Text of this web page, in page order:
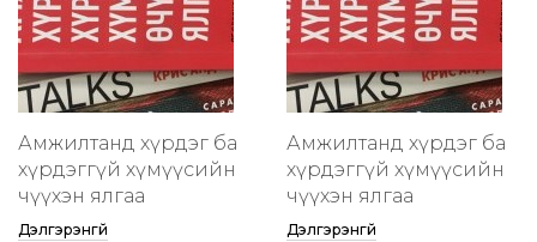
Амжилтанд хүрдэг ба
хүрдэггүй хүмүүсийн
өчүүхэн ялгаа
Дэлгэрэнгүй
Амжилтанд хүрдэг ба
хүрдэггүй хүмүүсийн
өчүүхэн ялгаа
Дэлгэрэнгүй